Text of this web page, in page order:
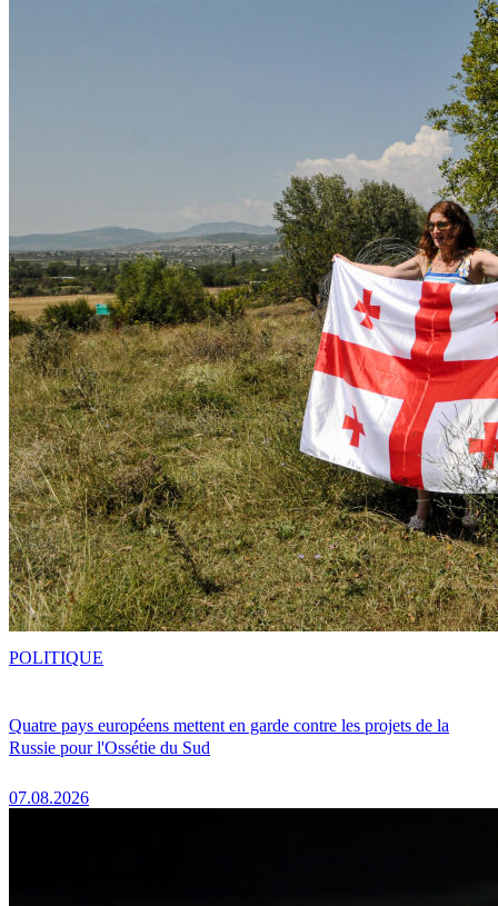
Quatre pays européens mettent en garde contre les projets de la
Russie pour l'Ossétie du Sud
07.08.2026
POLITIQUE